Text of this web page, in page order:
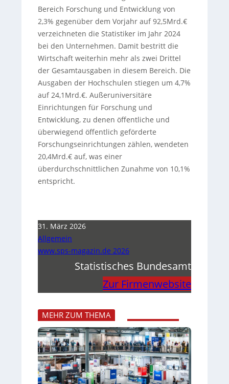
Bereich Forschung und Entwicklung von
2,3% gegenüber dem Vorjahr auf 92,5Mrd.€
verzeichneten die Statistiker im Jahr 2024
bei den Unternehmen. Damit bestritt die
Wirtschaft weiterhin mehr als zwei Drittel
der Gesamtausgaben in diesem Bereich. Die
Ausgaben der Hochschulen stiegen um 4,7%
auf 24,1Mrd.€. Außeruniversitäre
Einrichtungen für Forschung und
Entwicklung, zu denen öffentliche und
überwiegend öffentlich geförderte
Forschungseinrichtungen zählen, wendeten
20,4Mrd.€ auf, was einer
überdurchschnittlichen Zunahme von 10,1%
entspricht.
31. März 2026
Allgemein
www.sps-magazin.de 2026
Statistisches Bundesamt
Zur Firmenwebsite
MEHR ZUM THEMA